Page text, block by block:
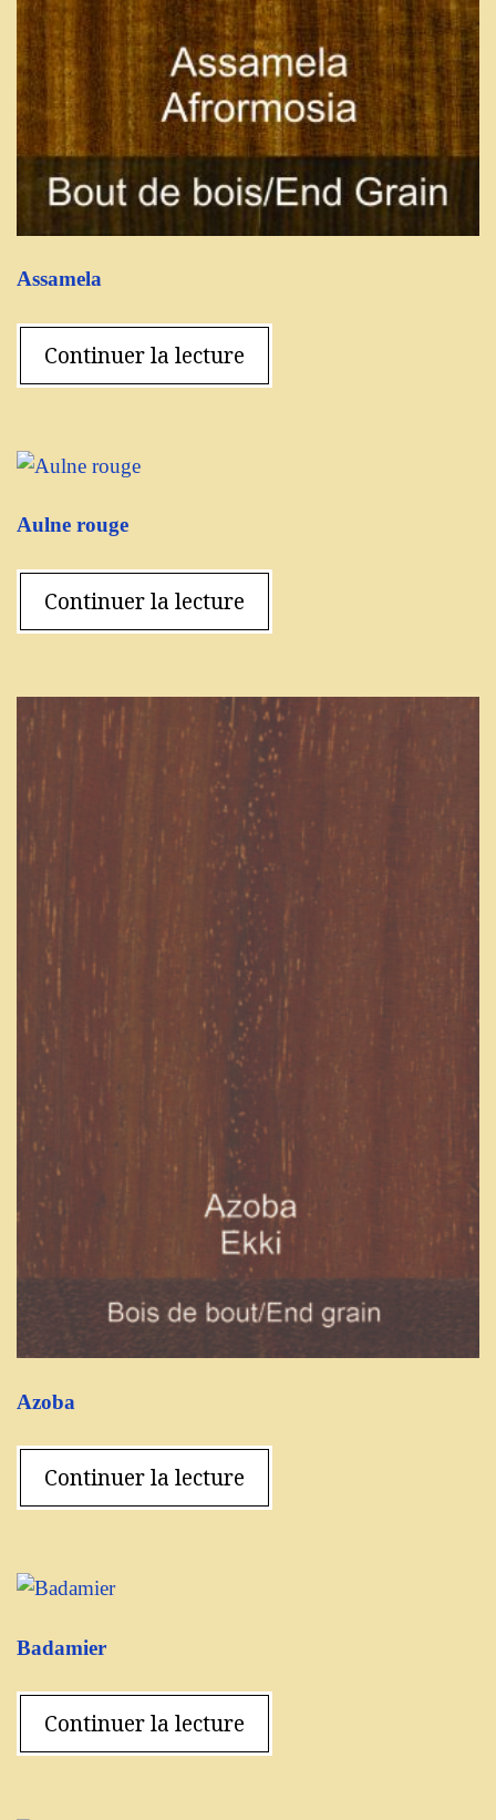
Assamela
Continuer la lecture
Aulne rouge
Continuer la lecture
Azoba
Continuer la lecture
Badamier
Continuer la lecture